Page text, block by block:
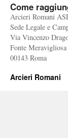
Come
Arcieri Romani
Sede Legale e
Via Vincenzo
Fonte Meravigliosa
00143 Roma
Arcieri Romani